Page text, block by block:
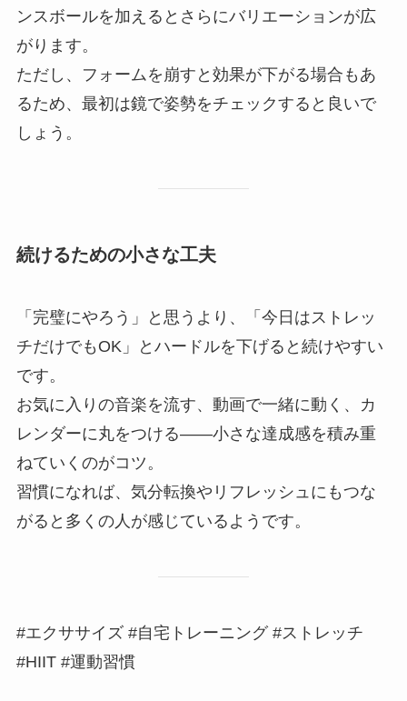
ンスボールを加えるとさらにバリエーションが広
がります。
ただし、フォームを崩すと効果が下がる場合もあ
るため、最初は鏡で姿勢をチェックすると良いで
しょう。
続けるための小さな工夫
「完璧にやろう」と思うより、「今日はストレッ
チだけでもOK」とハードルを下げると続けやすい
です。
お気に入りの音楽を流す、動画で一緒に動く、カ
レンダーに丸をつける——小さな達成感を積み重
ねていくのがコツ。
習慣になれば、気分転換やリフレッシュにもつな
がると多くの人が感じているようです。
#エクササイズ #自宅トレーニング #ストレッチ
#HIIT #運動習慣